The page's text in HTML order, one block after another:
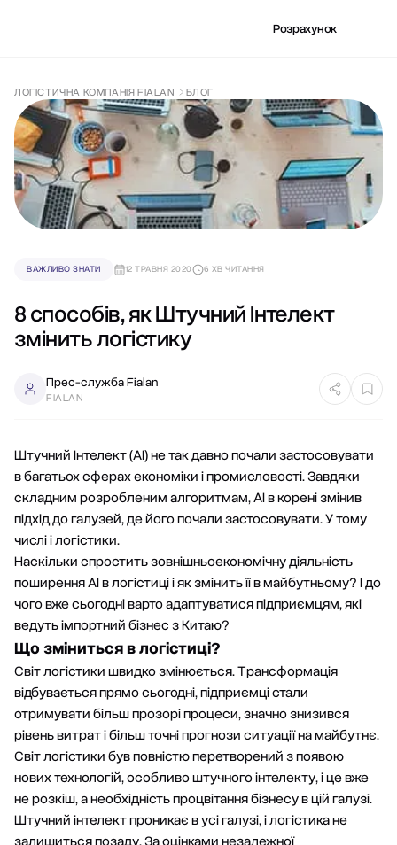
Розрахунок
ЛОГІСТИЧНА КОМПАНІЯ FIALAN БЛОГ
ВАЖЛИВО ЗНАТИ 12 ТРАВНЯ 2020 6 ХВ ЧИТАННЯ
8 способів, як Штучний Інтелект
змінить логістику
Прес-служба Fialan
FIALAN
Штучний Інтелект (AI) не так давно почали застосовувати
в багатьох сферах економіки і промисловості. Завдяки
складним розробленим алгоритмам, AI в корені змінив
підхід до галузей, де його почали застосовувати. У тому
числі і логістики.
Наскільки спростить зовнішньоекономічну діяльність
поширення AI в логістиці і як змінить її в майбутньому? І до
чого вже сьогодні варто адаптуватися підприємцям, які
ведуть імпортний бізнес з Китаю?
Що зміниться в логістиці?
Світ логістики швидко змінюється. Трансформація
відбувається прямо сьогодні, підприємці стали
отримувати більш прозорі процеси, значно знизився
рівень витрат і більш точні прогнози ситуації на майбутнє.
Світ логістики був повністю перетворений з появою
нових технологій, особливо штучного інтелекту, і це вже
не розкіш, а необхідність процвітання бізнесу в цій галузі.
Штучний інтелект проникає в усі галузі, і логістика не